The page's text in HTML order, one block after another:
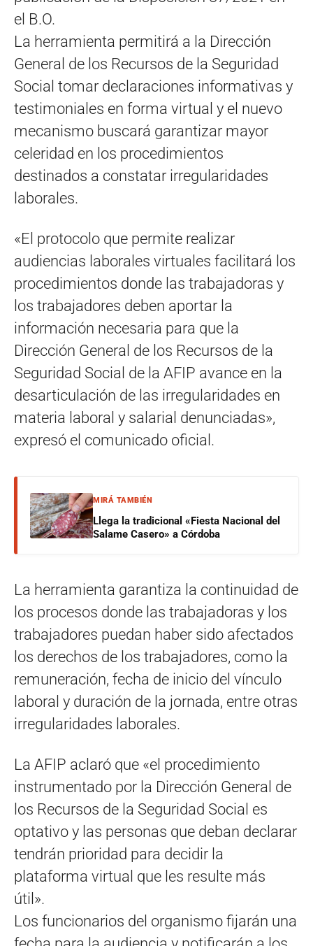
el B.O.
La herramienta permitirá a la Dirección
General de los Recursos de la Seguridad
Social tomar declaraciones informativas y
testimoniales en forma virtual y el nuevo
mecanismo buscará garantizar mayor
celeridad en los procedimientos
destinados a constatar irregularidades
laborales.
«El protocolo que permite realizar
audiencias laborales virtuales facilitará los
procedimientos donde las trabajadoras y
los trabajadores deben aportar la
información necesaria para que la
Dirección General de los Recursos de la
Seguridad Social de la AFIP avance en la
desarticulación de las irregularidades en
materia laboral y salarial denunciadas»,
expresó el comunicado oficial.
MIRÁ TAMBIÉN
Llega la tradicional «Fiesta Nacional del
Salame Casero» a Córdoba
La herramienta garantiza la continuidad de
los procesos donde las trabajadoras y los
trabajadores puedan haber sido afectados
los derechos de los trabajadores, como la
remuneración, fecha de inicio del vínculo
laboral y duración de la jornada, entre otras
irregularidades laborales.
La AFIP aclaró que «el procedimiento
instrumentado por la Dirección General de
los Recursos de la Seguridad Social es
optativo y las personas que deban declarar
tendrán prioridad para decidir la
plataforma virtual que les resulte más
útil».
Los funcionarios del organismo fijarán una